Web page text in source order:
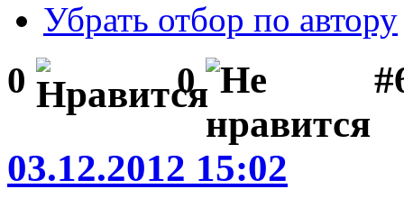
Убрать отбор по автору
0 0
03.12.2012 15:02